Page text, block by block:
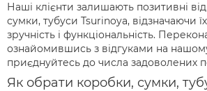
Наші клієнти залишають позитивні
сумки, тубуси Tsurinoya, відзначаючи їх
зручність і функціональність.
ознайомившись з відгуками на нашому
приєднуйтесь до числа задоволених
Як обрати коробки, сумки,